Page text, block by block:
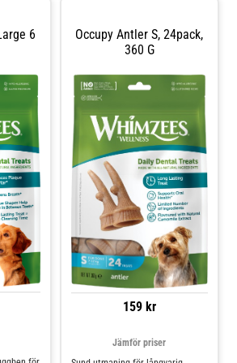
6
Occupy Antler S, 24pack,
360 G
159 kr
Jämför priser